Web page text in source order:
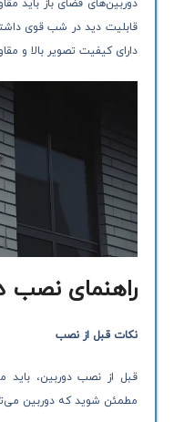
دوربین‌های فضای باز باید
قابلیت دید در شب قوی
دارای کیفیت تصویر بالا و
راهنمای نصب
نکات قبل از نصب
قبل از نصب دوربین،
مطمئن شوید که دوربین